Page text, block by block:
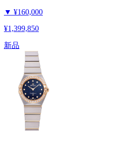
▼ ¥160,000
¥1,399,850
新品